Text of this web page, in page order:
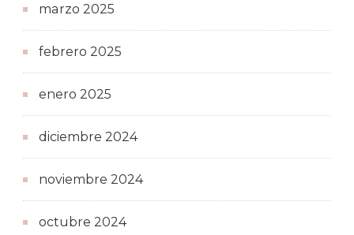
marzo 2025
febrero 2025
enero 2025
diciembre 2024
noviembre 2024
octubre 2024